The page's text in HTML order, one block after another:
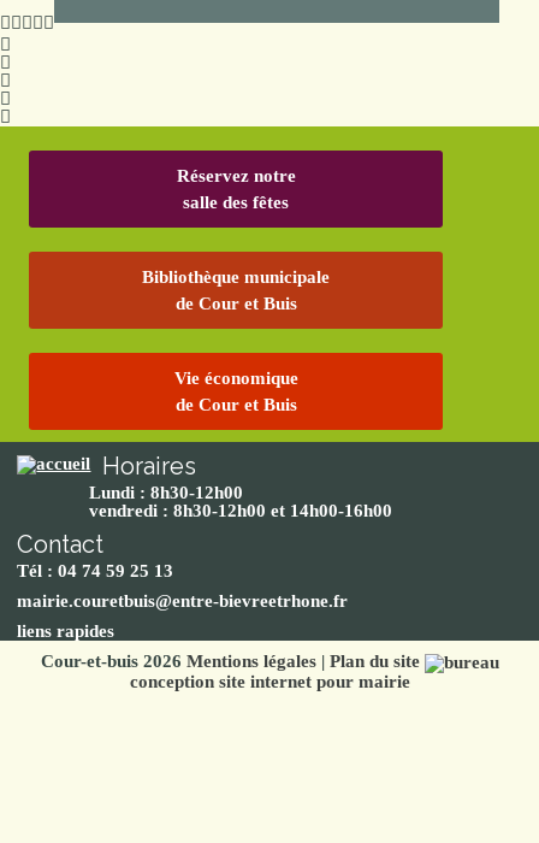
Réservez notre
salle des fêtes
Bibliothèque municipale
de Cour et Buis
Vie économique
de Cour et Buis
Horaires
Lundi : 8h30-12h00
vendredi : 8h30-12h00 et 14h00-16h00
Contact
Tél : 04 74 59 25 13
mairie.couretbuis@entre-bievreetrhone.fr
liens rapides
Cour-et-buis 2026 Mentions légales| Plan du site
conception site internet pour mairie